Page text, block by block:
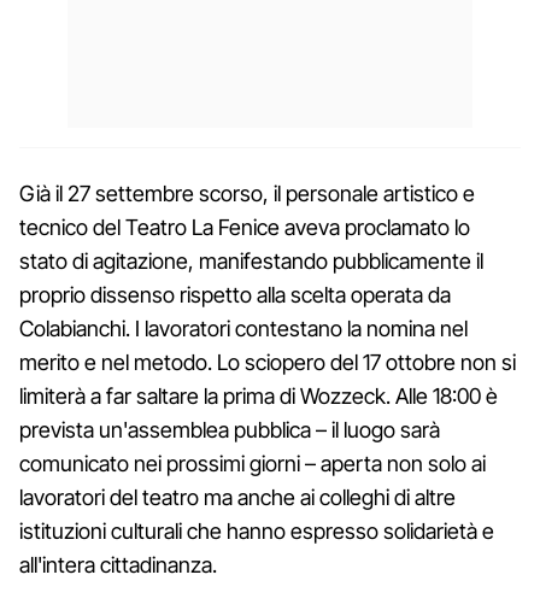
Già il 27 settembre scorso, il personale artistico e
tecnico del Teatro La Fenice aveva proclamato lo
stato di agitazione, manifestando pubblicamente il
proprio dissenso rispetto alla scelta operata da
Colabianchi. I lavoratori contestano la nomina nel
merito e nel metodo. Lo sciopero del 17 ottobre non si
limiterà a far saltare la prima di Wozzeck. Alle 18:00 è
prevista un'assemblea pubblica – il luogo sarà
comunicato nei prossimi giorni – aperta non solo ai
lavoratori del teatro ma anche ai colleghi di altre
istituzioni culturali che hanno espresso solidarietà e
all'intera cittadinanza.